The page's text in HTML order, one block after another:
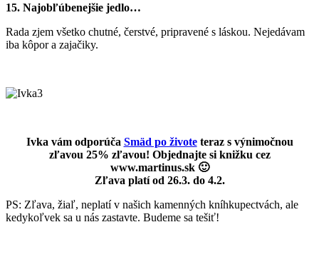
15. Najobľúbenejšie jedlo…
Rada zjem všetko chutné, čerstvé, pripravené s láskou. Nejedávam
iba kôpor a zajačiky.
Ivka vám odporúča Smäd po životeteraz s výnimočnou
zľavou 25% zľavou! Objednajte si knižku cez
www.martinus.sk 🙂
Zľava platí od 26.3. do 4.2.
PS: Zľava, žiaľ, neplatí v našich kamenných kníhkupectvách, ale
kedykoľvek sa u nás zastavte. Budeme sa tešiť!